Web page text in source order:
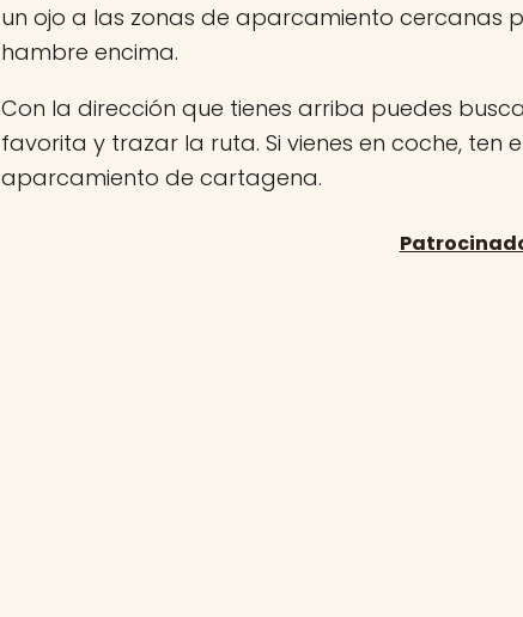
un ojo a las zonas de aparcamiento cercanas
hambre encima.
Con la dirección que tienes arriba puedes
favorita y trazar la ruta. Si vienes en coche, ten
aparcamiento de cartagena.